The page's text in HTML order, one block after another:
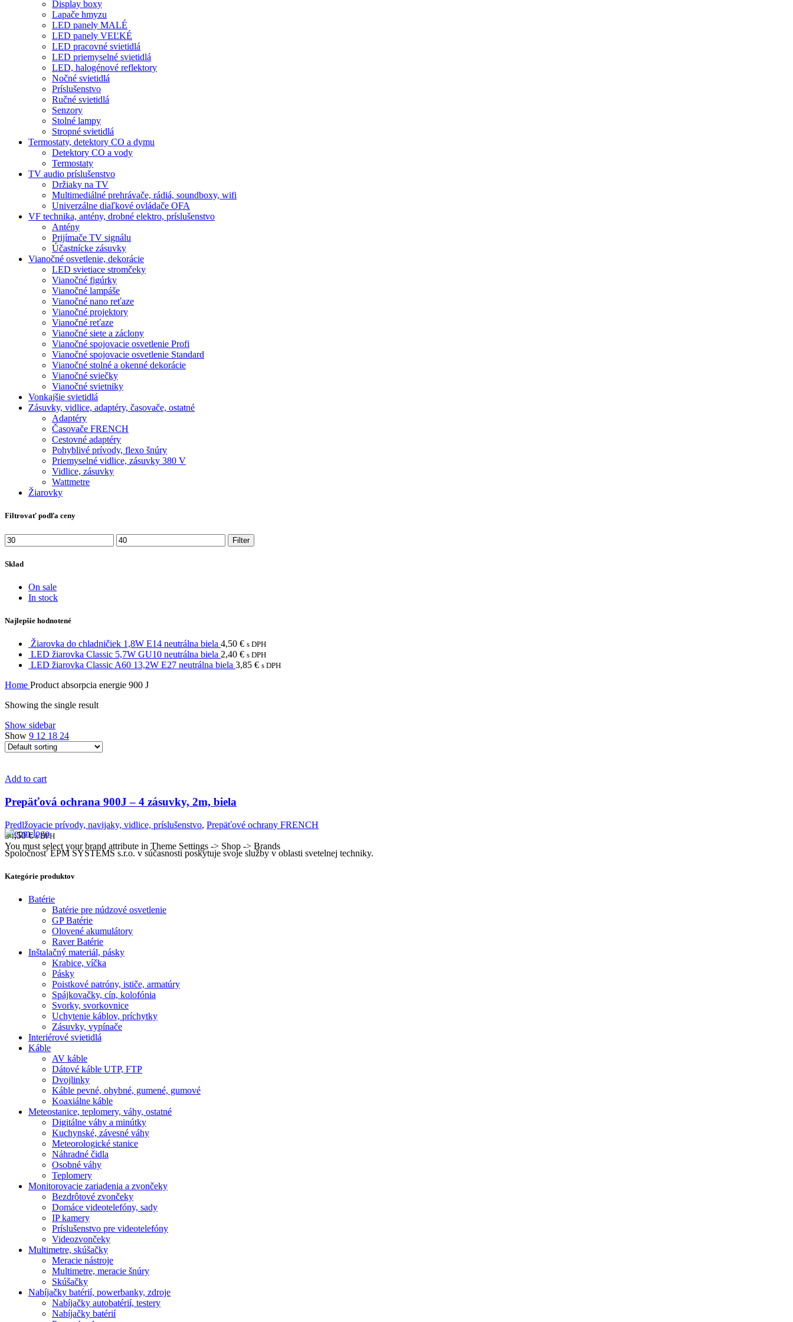
Display boxy
Lapače hmyzu
LED panely MALÉ
LED panely VEĽKÉ
LED pracovné svietidlá
LED priemyselné svietidlá
LED, halogénové reflektory
Nočné svietidlá
Príslušenstvo
Ručné svietidlá
Senzory
Stolné lampy
Stropné svietidlá
Termostaty, detektory CO a dymu
Detektory CO a vody
Termostaty
TV audio príslušenstvo
Držiaky na TV
Multimediálné prehrávače, rádiá, soundboxy, wifi
Univerzálne diaľkové ovládače OFA
VF technika, antény, drobné elektro, príslušenstvo
Antény
Prijímače TV signálu
Účastnícke zásuvky
Vianočné osvetlenie, dekorácie
LED svietiace stromčeky
Vianočné figúrky
Vianočné lampáše
Vianočné nano reťaze
Vianočné projektory
Vianočné reťaze
Vianočné siete a záclony
Vianočné spojovacie osvetlenie Profi
Vianočné spojovacie osvetlenie Standard
Vianočné stolné a okenné dekorácie
Vianočné sviečky
Vianočné svietniky
Vonkajšie svietidlá
Zásuvky, vidlice, adaptéry, časovače, ostatné
Adaptéry
Časovače FRENCH
Cestovné adaptéry
Pohyblivé prívody, flexo šnúry
Priemyselné vidlice, zásuvky 380 V
Vidlice, zásuvky
Wattmetre
Žiarovky
Filtrovať podľa ceny
Min
price
Max
price
Filter
Sklad
On sale
In stock
Najlepšie hodnotené
Žiarovka do chladničiek 1,8W E14 neutrálna biela 4,50 € s DPH
LED žiarovka Classic 5,7W GU10 neutrálna biela 2,40 € s DPH
LED žiarovka Classic A60 13,2W E27 neutrálna biela 3,85 € s DPH
Home Product absorpcia energie 900 J
Showing the single result
Show sidebar
Show 9 12 18 24
Add to cart
Prepäťová ochrana 900J – 4 zásuvky, 2m, biela
Predlžovacie prívody, navijaky, vidlice, príslušenstvo, Prepäťové ochrany FRENCH
34,50€ s DPH
You must select your brand attribute in Theme Settings -> Shop -> Brands
Spoločnosť EPM SYSTEMS s.r.o. v súčasnosti poskytuje svoje služby v oblasti svetelnej techniky.
Kategórie produktov
Batérie
Batérie pre núdzové osvetlenie
GP Batérie
Olovené akumulátory
Raver Batérie
Inštalačný materiál, pásky
Krabice, víčka
Pásky
Poistkové patróny, ističe, armatúry
Spájkovačky, cín, kolofónia
Svorky, svorkovnice
Uchytenie káblov, príchytky
Zásuvky, vypínače
Interiérové svietidlá
Káble
AV káble
Dátové káble UTP, FTP
Dvojlinky
Káble pevné, ohybné, gumené, gumové
Koaxiálne káble
Meteostanice, teplomery, váhy, ostatné
Digitálne váhy a minútky
Kuchynské, závesné váhy
Meteorologické stanice
Náhradné čidla
Osobné váhy
Teplomery
Monitorovacie zariadenia a zvončeky
Bezdrôtové zvončeky
Domáce videotelefóny, sady
IP kamery
Príslušenstvo pre videotelefóny
Videozvončeky
Multimetre, skúšačky
Meracie nástroje
Multimetre, meracie šnúry
Skúšačky
Nabíjačky batérií, powerbanky, zdroje
Nabíjačky autobatérií, testery
Nabíjačky batérií